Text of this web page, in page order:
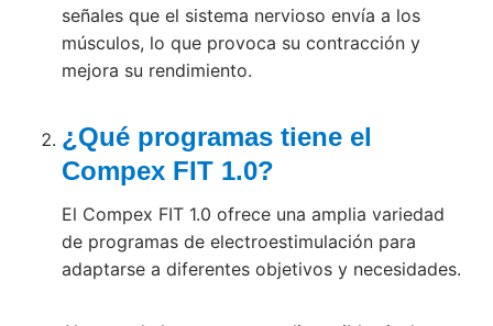
señales que el sistema nervioso envía a los
músculos, lo que provoca su contracción y
mejora su rendimiento.
¿Qué programas tiene el
Compex FIT 1.0?
El Compex FIT 1.0 ofrece una amplia variedad
de programas de electroestimulación para
adaptarse a diferentes objetivos y necesidades.